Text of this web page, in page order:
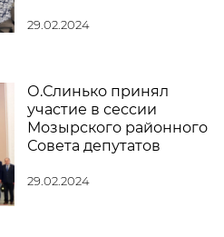
29.02.2024
О.Слинько принял
участие в сессии
Мозырского районного
Совета депутатов
29.02.2024